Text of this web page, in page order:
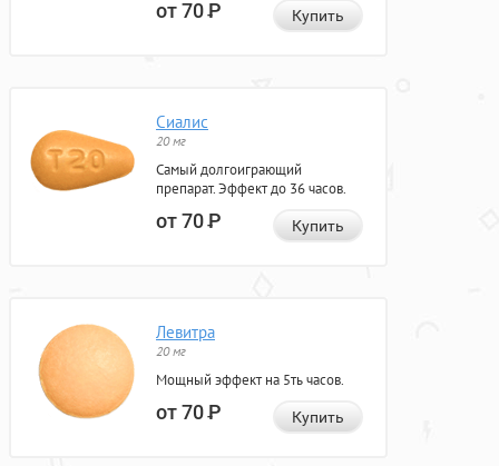
от 70Р Купить
Сиалис
20 мг
Самый долгоиграющий
препарат. Эффект до 36 часов.
от 70Р Купить
Левитра
20 мг
Мощный эффект на 5ть часов.
от 70Р Купить